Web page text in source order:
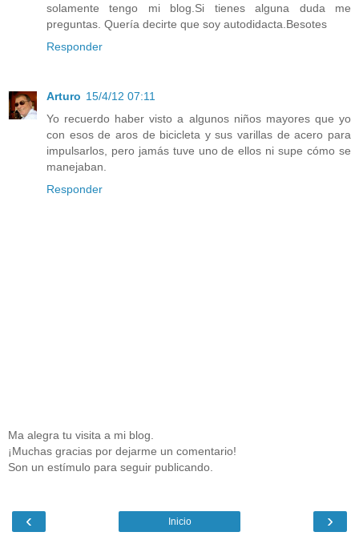
solamente tengo mi blog.Si tienes alguna duda me
preguntas. Quería decirte que soy autodidacta.Besotes
Responder
Arturo 15/4/12 07:11
Yo recuerdo haber visto a algunos niños mayores que yo
con esos de aros de bicicleta y sus varillas de acero para
impulsarlos, pero jamás tuve uno de ellos ni supe cómo se
manejaban.
Responder
Ma alegra tu visita a mi blog.
¡Muchas gracias por dejarme un comentario!
Son un estímulo para seguir publicando.
‹ ›
Inicio